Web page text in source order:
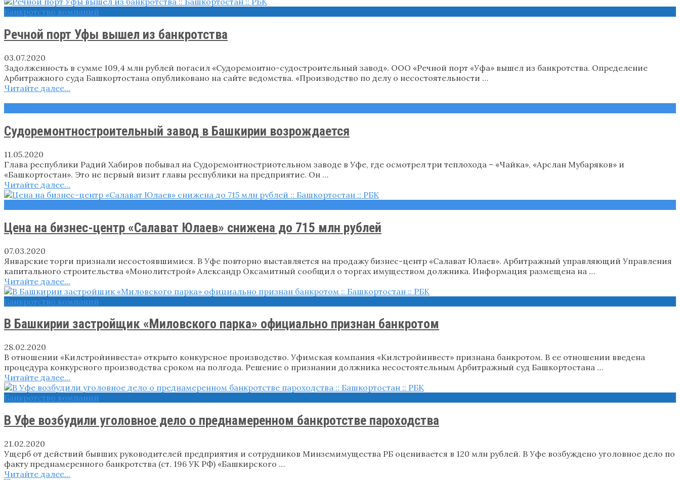
Банкротство компаний
Речной порт Уфы вышел из банкротства
03.07.2020
Задолженность в сумме 109,4 млн рублей погасил «Судоремонтно-судостроительный завод». ООО «Речной порт «Уфа» вышел из банкротства. Определение
Арбитражного суда Башкортостана опубликовано на сайте ведомства. «Производство по делу о несостоятельности …
Читайте далее...
Судоремонтностроительный завод в Башкирии возрождается
11.05.2020
Глава республики Радий Хабиров побывал на Судоремонтностриотельном заводе в Уфе, где осмотрел три теплохода – «Чайка», «Арслан Мубаряков» и
«Башкортостан». Это не первый визит главы республики на предприятие. Он …
Читайте далее...
Цена на бизнес-центр «Салават Юлаев» снижена до 715 млн рублей
07.03.2020
Январские торги признали несостоявшимися. В Уфе повторно выставляется на продажу бизнес-центр «Салават Юлаев». Арбитражный управляющий Управления
капитального строительства «Монолитстрой» Александр Оксамитный сообщил о торгах имуществом должника. Информация размещена на …
Читайте далее...
Банкротство компаний
В Башкирии застройщик «Миловского парка» официально признан банкротом
28.02.2020
В отношении «Килстройинвеста» открыто конкурсное производство. Уфимская компания «Килстройинвест» признана банкротом. В ее отношении введена
процедура конкурсного производства сроком на полгода. Решение о признании должника несостоятельным Арбитражный суд Башкортостана …
Читайте далее...
Банкротство компаний
В Уфе возбудили уголовное дело о преднамеренном банкротстве пароходства
21.02.2020
Ущерб от действий бывших руководителей предприятия и сотрудников Минземимущества РБ оценивается в 120 млн рублей. В Уфе возбуждено уголовное дело по
факту преднамеренного банкротства (ст. 196 УК РФ) «Башкирского …
Читайте далее...